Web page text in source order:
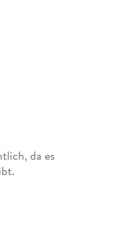
da es